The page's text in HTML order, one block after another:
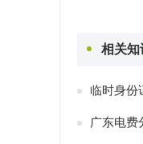
相关知
临时身份
广东电费